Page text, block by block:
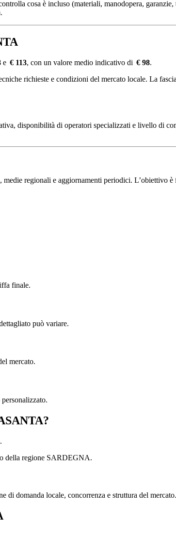
cosa è incluso (materiali, manodopera,
e € 113, con un valore medio indicativo di € 98.
richieste e condizioni del mercato locale. La
disponibilità di operatori specializzati e livello di
regionali e aggiornamenti periodici. L’obiettivo
finale.
può variare.
mercato.
.
della regione SARDEGNA.
domanda locale, concorrenza e struttura del mercato.